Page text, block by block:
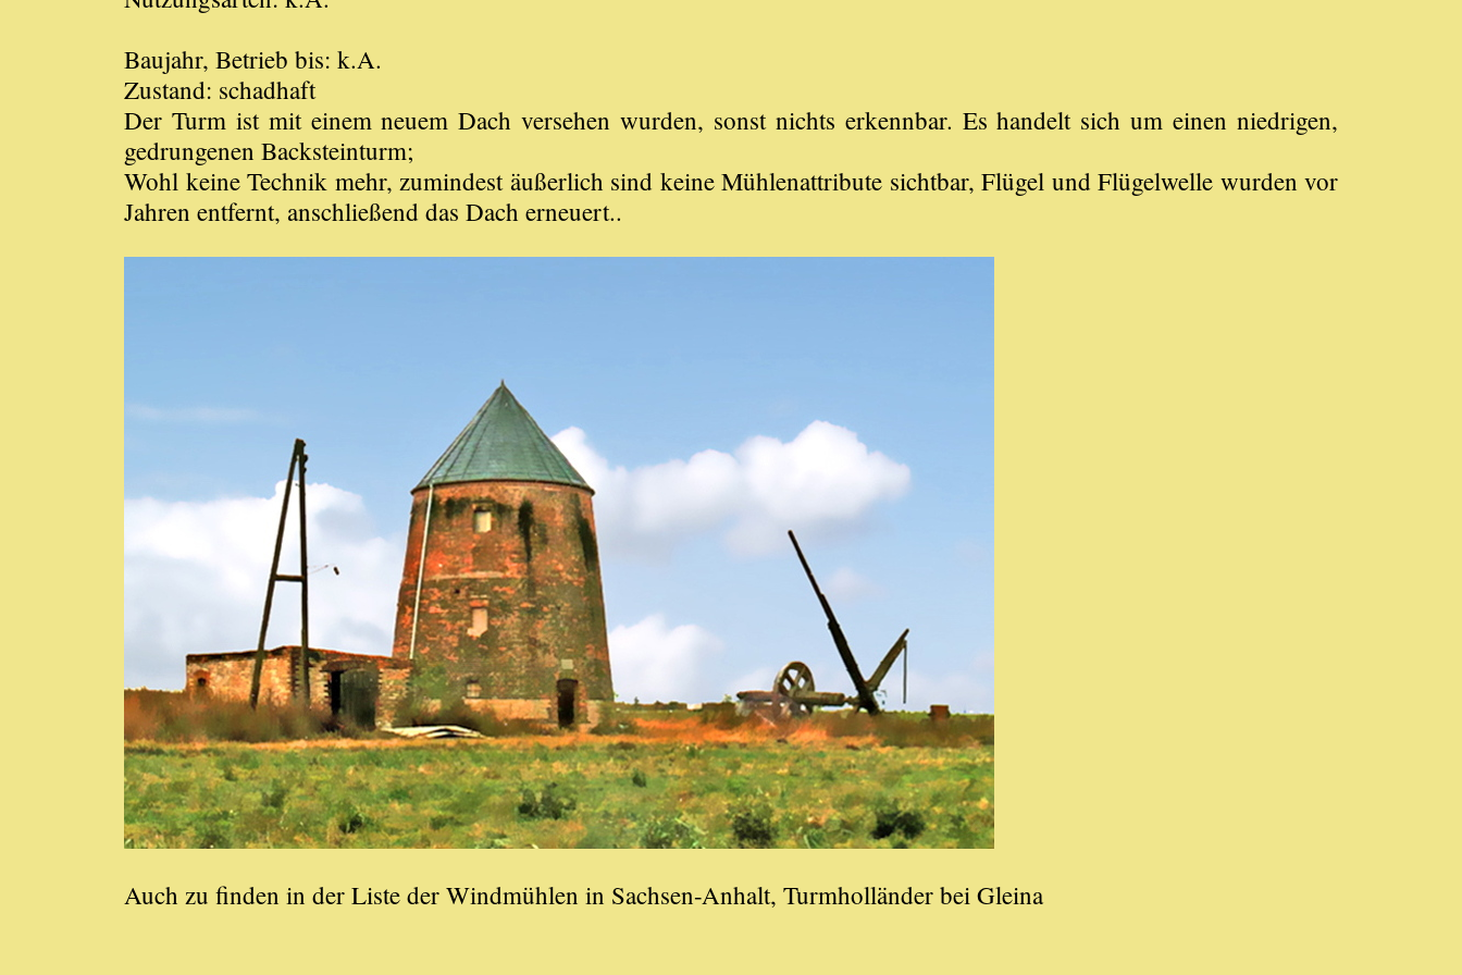
Baujahr, Betrieb bis: k.A.
Zustand: schadhaft
Der Turm ist mit einem neuem Dach versehen wurden, sonst nichts erkennbar. Es handelt sich um einen niedrigen,
gedrungenen Backsteinturm;
Wohl keine Technik mehr, zumindest äußerlich sind keine Mühlenattribute sichtbar, Flügel und Flügelwelle wurden vor
Jahren entfernt, anschließend das Dach erneuert..
Auch zu finden in der Liste der Windmühlen in Sachsen-Anhalt, Turmholländer bei Gleina